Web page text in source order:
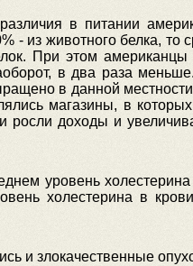
в питании
- из животного белка, то
При этом американцы
в два раза
в данной
магазины, в
росли доходы и
уровень
холестерина в
и злокачественные